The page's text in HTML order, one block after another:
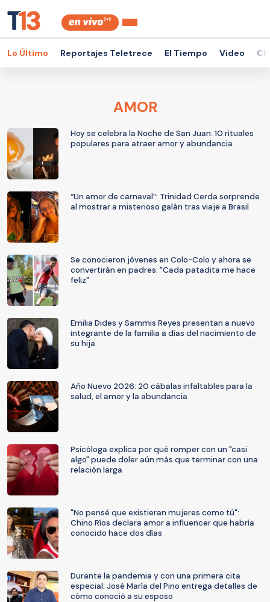
Lo Último Reportajes Teletrece El Tiempo Video
AMOR
Hoy se celebra la Noche de San Juan: 10 rituales
populares para atraer amor y abundancia
“Un amor de carnaval”: Trinidad Cerda sorprende
al mostrar a misterioso galán tras viaje a Brasil
Se conocieron jóvenes en Colo-Colo y ahora se
convertirán en padres: "Cada patadita me hace
feliz"
Emilia Dides y Sammis Reyes presentan a nuevo
integrante de la familia a días del nacimiento de
su hija
Año Nuevo 2026: 20 cábalas infaltables para la
salud, el amor y la abundancia
Psicóloga explica por qué romper con un "casi
algo" puede doler aún más que terminar con una
relación larga
"No pensé que existieran mujeres como tú":
Chino Ríos declara amor a influencer que habría
conocido hace dos días
Durante la pandemia y con una primera cita
especial: José María del Pino entrega detalles de
cómo conoció a su esposo